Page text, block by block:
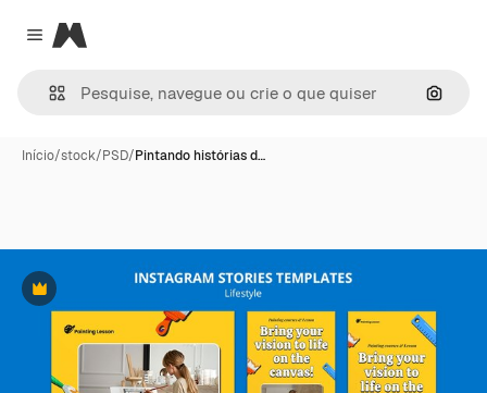
Close menu
Magnific
Início/stock/PSD/Pintando histórias d…
Premium